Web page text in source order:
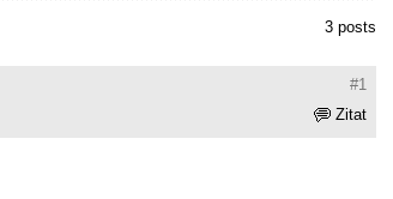
3 posts
#1
Zitat